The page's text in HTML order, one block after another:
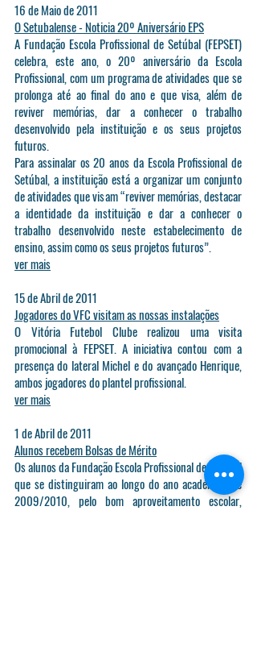
16 de Maio de 2011
O Setubalense - Noticia 20º Aniversário EPS
A Fundação Escola Profissional de Setúbal (FEPSET)
celebra, este ano, o 20º aniversário da Escola
Profissional, com um programa de atividades que se
prolonga até ao final do ano e que visa, além de
reviver memórias, dar a conhecer o trabalho
desenvolvido pela instituição e os seus projetos
futuros.
Para assinalar os 20 anos da Escola Profissional de
Setúbal, a instituição está a organizar um conjunto
de atividades que visam “reviver memórias, destacar
a identidade da instituição e dar a conhecer o
trabalho desenvolvido neste estabelecimento de
ensino, assim como os seus projetos futuros”.
ver mais
15 de Abril de 2011
Jogadores do VFC visitam as nossas instalações
O Vitória Futebol Clube realizou uma visita
promocional à FEPSET. A iniciativa contou com a
presença do lateral Michel e do avançado Henrique,
ambos jogadores do plantel profissional.
ver mais
1 de Abril de 2011
Alunos recebem Bolsas de Mérito
Os alunos da Fundação Escola Profissional de Setúbal
que se distinguiram ao longo do ano académico de
2009/2010, pelo bom aproveitamento escolar,